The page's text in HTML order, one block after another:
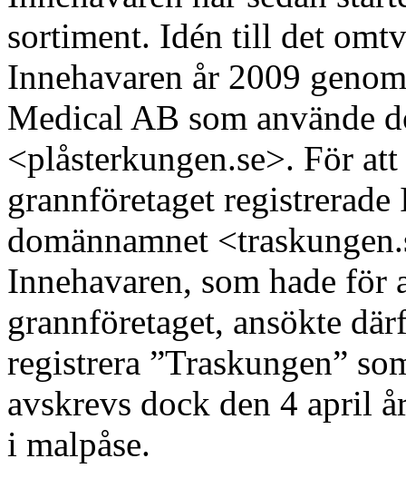
sortiment. Idén till det
Innehavaren år 2009
Medical AB som använde
<plåsterkungen.se>. För
grannföretaget
domännamnet
Innehavaren, som hade för
grannföretaget, ansökte
registrera ”Traskungen”
avskrevs dock den 4 april
i malpåse.